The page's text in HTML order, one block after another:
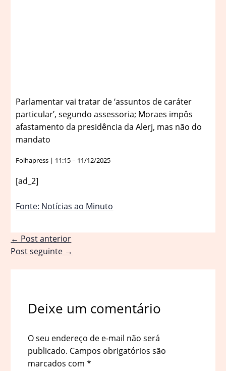
Parlamentar vai tratar de ‘assuntos de caráter
particular’, segundo assessoria; Moraes impôs
afastamento da presidência da Alerj, mas não do
mandato
Folhapress | 11:15 – 11/12/2025
[ad_2]
Fonte: Notícias ao Minuto
← Post anterior
Post seguinte →
Deixe um comentário
O seu endereço de e-mail não será
publicado. Campos obrigatórios são
marcados com *